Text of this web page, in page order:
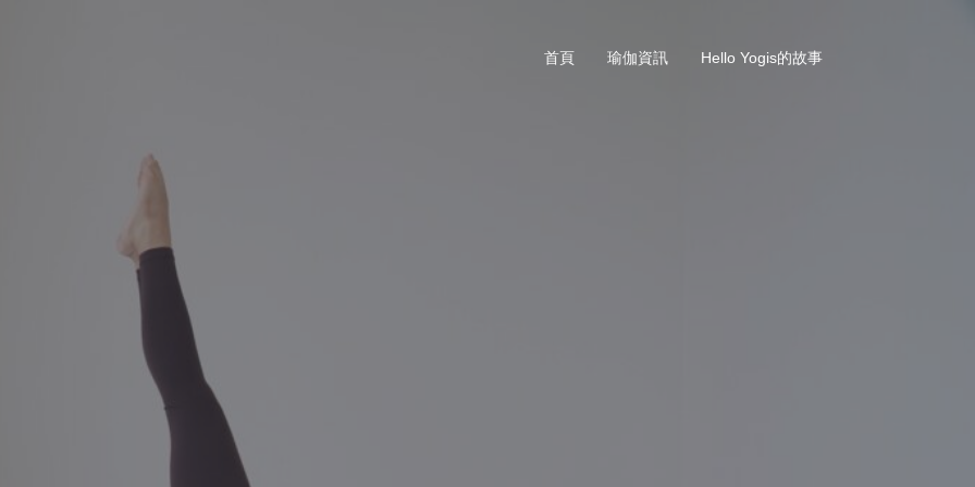
首頁 瑜伽資訊 Hello Yogis的故事